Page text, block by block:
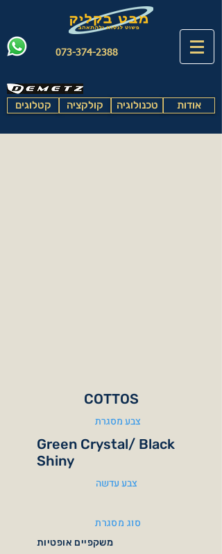
073-374-2388
קטלוגים קולקציה טכנולוגיה אודות
COTTOS
צבע מסגרת
Green Crystal/ Black
Shiny
צבע עדשה
סוג מסגרת
משקפיים אופטיות